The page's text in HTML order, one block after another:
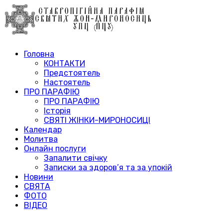
Головна
КОНТАКТИ
Предстоятель
Настоятель
ПРО ПАРАФІЮ
ПРО ПАРАФІЮ
Історія
СВЯТІ ЖІНКИ-МИРОНОСИЦІ
Календар
Молитва
Онлайн послуги
Запалити свічку
Записки за здоров’я та за упокій
Новини
СВЯТА
ФОТО
ВІДЕО